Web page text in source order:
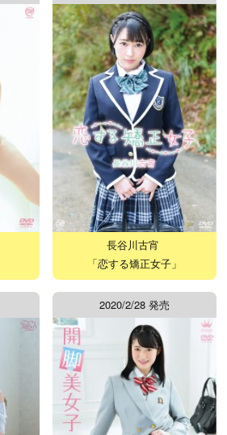
長谷川古宵
「恋する矯正女子」
2020/2/28 発売